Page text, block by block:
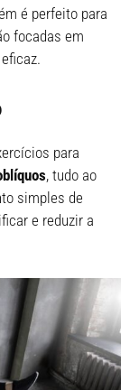
é perfeito para
focadas em
para
, tudo ao
simples de
e reduzir a